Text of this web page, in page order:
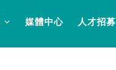
媒體中心 人才招募